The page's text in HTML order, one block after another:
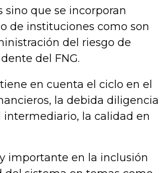
sino que se incorporan
de instituciones como son
del riesgo de
del FNG.
en cuenta el ciclo en el
la debida diligencia
la calidad en
importante en la inclusión